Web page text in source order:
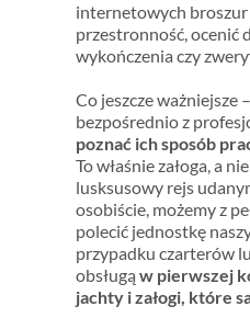
internetowych broszur
przestronność, ocenić
wykończenia czy
Co jeszcze ważniejsze
bezpośrednio z
poznać ich sposób
To właśnie załoga, a
lusksusowy rejs
osobiście, możemy z
polecić jednostkę
przypadku czarterów
obsługą w pierwszej
jachty i załogi, które